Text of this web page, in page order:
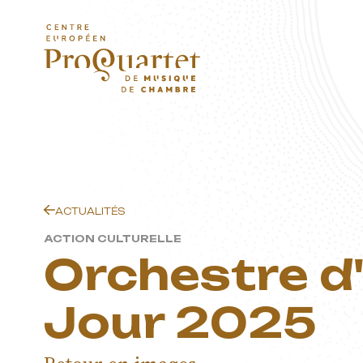
ACTUALITÉS
ACTION CULTURELLE
Orchestre
Jour 2025